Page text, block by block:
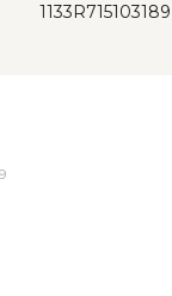
1133R715103189